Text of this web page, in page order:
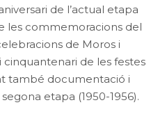
de l’actual etapa
les commemoracions del
de Moros i
i cinquantenari de les festes
també documentació i
etapa (1950-1956).